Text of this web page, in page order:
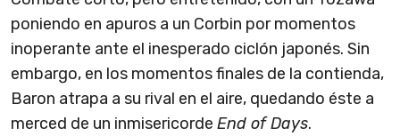
poniendo en apuros a un Corbin por momentos
inoperante ante el inesperado ciclón japonés. Sin
embargo, en los momentos finales de la contienda,
Baron atrapa a su rival en el aire, quedando éste a
merced de un inmisericorde End of Days.